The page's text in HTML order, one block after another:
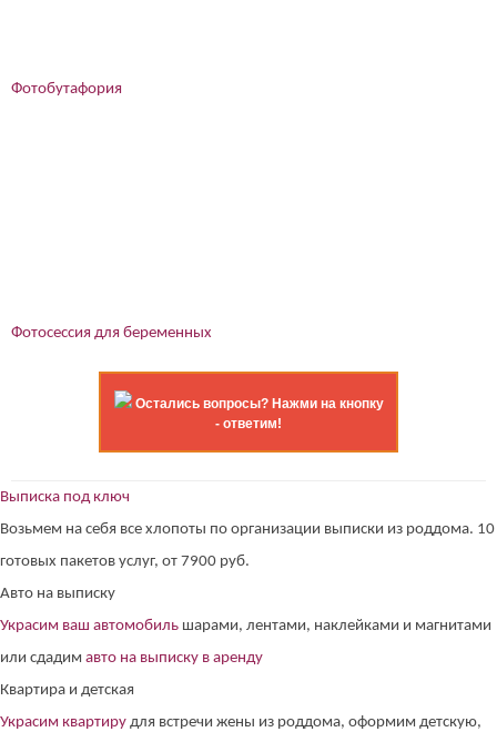
Фотобутафория
Фотосессия для беременных
Остались вопросы? Нажми на кнопку
- ответим!
Выписка под ключ
Возьмем на себя все хлопоты по организации выписки из роддома. 10
готовых пакетов услуг, от 7900 руб.
Авто на выписку
Украсим ваш автомобиль шарами, лентами, наклейками и магнитами
или сдадим авто на выписку в аренду
Квартира и детская
Украсим квартиру для встречи жены из роддома, оформим детскую,